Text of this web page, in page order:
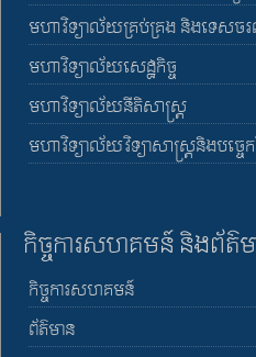
មហាវិទ្យាល័យគ្រប់គ្រង និងទេសច
មហាវិទ្យាល័យសេដ្ឋកិច្ច
មហាវិទ្យាល័យនីតិសាស្រ្ត
មហាវិទ្យាល័យវិទ្យាសាស្រ្តនិងបច្ចេក
កិច្ចការសហគមន៍ និងព័ត៌
កិច្ចការសហគមន៍
ព័ត៌មាន